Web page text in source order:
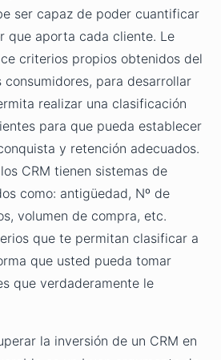
ser capaz de poder cuantificar
que aporta cada cliente. Le
criterios propios obtenidos del
consumidores, para desarrollar
realizar una clasificación
para que pueda establecer
y retención adecuados.
CRM tienen sistemas de
como: antigüedad, Nº de
volumen de compra, etc.
que te permitan clasificar a
que usted pueda tomar
que verdaderamente le
la inversión de un CRM en